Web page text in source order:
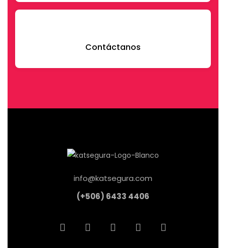
Contáctanos
info@katsegura.com
(+506) 6433 4406